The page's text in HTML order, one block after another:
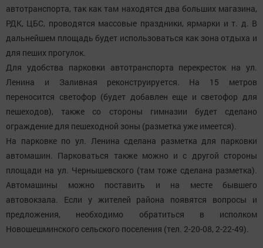
автотранспорта, так как там находятся два больших магазина,
РДК, ЦБС, проводятся массовые праздники, ярмарки и т. д. В
дальнейшем площадь будет использоваться как зона отдыха и
для пеших прогулок.
Для удобства парковки автотранспорта перекресток на ул.
Ленина и Заливная реконструируется. На 15 метров
переносится светофор (будет добавлен еще и светофор для
пешеходов), также со стороны гимназии будет сделано
ограждение для пешеходной зоны (разметка уже имеется).
На парковке по ул. Ленина сделана разметка для парковки
автомашин. Парковаться также можно и с другой стороны
площади на ул. Чернышевского (там тоже сделана разметка).
Автомашины можно поставить и на месте бывшего
автовокзала. Если у жителей района появятся вопросы и
предложения, необходимо обратиться в исполком
Новошешминского сельского поселения (тел. 2-20-08, 2-22-49).